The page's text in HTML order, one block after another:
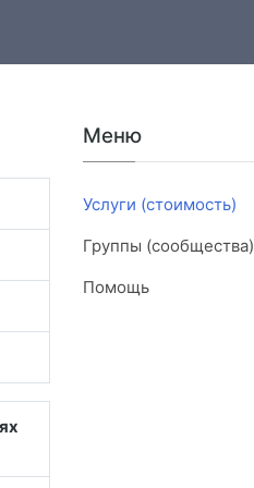
Меню
Услуги (стоимость)
Группы (сообщества)
Помощь